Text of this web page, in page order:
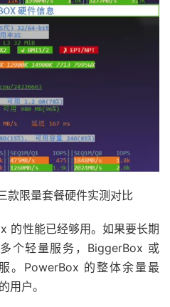
款限量套餐硬件实测对比
的性能已经够用。如果要长期
个轻量服务，BiggerBox 或
。PowerBox 的整体余量最
用户。